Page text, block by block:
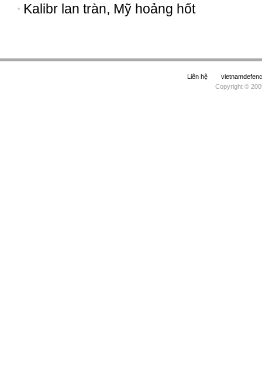
Kalibr lan tràn, Mỹ hoảng hốt
Liên hệ
Copyright ©